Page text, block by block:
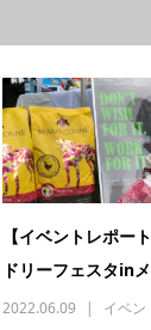
【イベントレポー
ドリーフェスタin
2022.06.09 イベン